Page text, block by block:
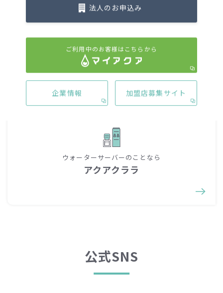
フリーダイヤル 0120-331-626
ウォーターサーバーのことなら
アクアクララ
公式SNS
法人のお申込み
ご利用中のお客様はこちらから
企業情報 加盟店募集サイト